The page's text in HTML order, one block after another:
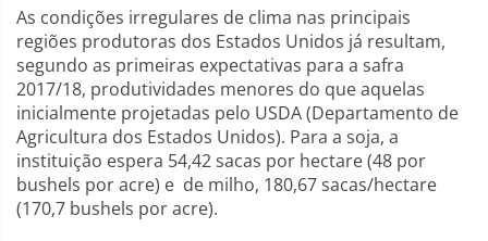
As condições irregulares de clima nas principais
regiões produtoras dos Estados Unidos já resultam,
segundo as primeiras expectativas para a safra
2017/18, produtividades menores do que aquelas
inicialmente projetadas pelo USDA (Departamento de
Agricultura dos Estados Unidos). Para a soja, a
instituição espera 54,42 sacas por hectare (48 por
bushels por acre) e de milho, 180,67 sacas/hectare
(170,7 bushels por acre).